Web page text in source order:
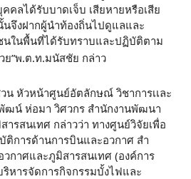
คลได้รับบาดเจ็บ เสียหายหรือเสีย
นจึงฝากผู้นำท้องถิ่นไปดูแลและ
นในพื้นที่ได้รับทราบและปฏิบัติตาม
ย”พ.ต.ท.มนัสชัย กล่าว
น หัวหน้าศูนย์อัตลักษณ์ วิชาการเเละ
ฒน์ ห่อมา วิศวกร สำนักงานพัฒนา
ารสนเทศ กล่าวว่า ทางศูนย์วิจัยเพื่อ
การด้านการบินและอวกาศ สํา
กาศและภูมิสารสนเทศ (องค์การ
หารจัดการกิจกรรมบั้งไฟและ